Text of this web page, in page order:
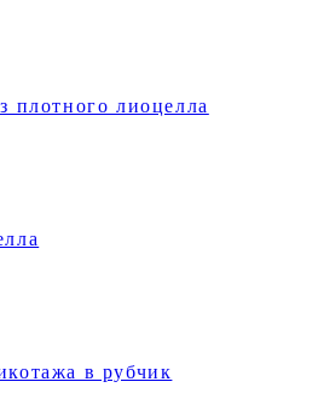
плотного лиоцелла
в рубчик